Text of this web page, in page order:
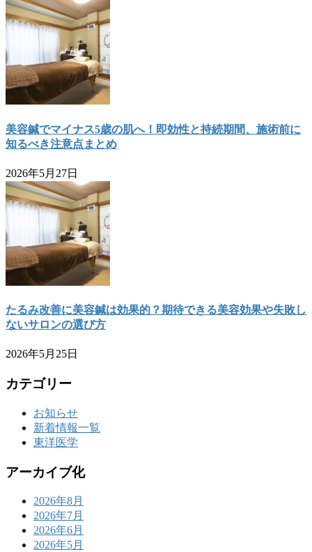
美容鍼でマイナス5歳の肌へ！即効性と持続期間、施術前に
知るべき注意点まとめ
2026年5月27日
たるみ改善に美容鍼は効果的？期待できる美容効果や失敗し
ないサロンの選び方
2026年5月25日
カテゴリー
お知らせ
新着情報一覧
東洋医学
アーカイブ化
2026年8月
2026年7月
2026年6月
2026年5月